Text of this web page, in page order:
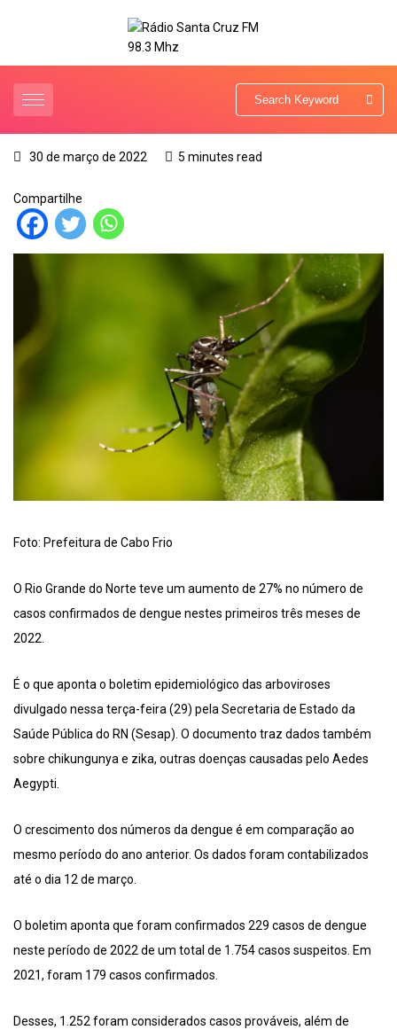
30 de março de 2022 5 minutes read
Compartilhe
Foto: Prefeitura de Cabo Frio
O Rio Grande do Norte teve um aumento de 27% no número de
casos confirmados de dengue nestes primeiros três meses de
2022.
É o que aponta o boletim epidemiológico das arboviroses
divulgado nessa terça-feira (29) pela Secretaria de Estado da
Saúde Pública do RN (Sesap). O documento traz dados também
sobre chikungunya e zika, outras doenças causadas pelo Aedes
Aegypti.
O crescimento dos números da dengue é em comparação ao
mesmo período do ano anterior. Os dados foram contabilizados
até o dia 12 de março.
O boletim aponta que foram confirmados 229 casos de dengue
neste período de 2022 de um total de 1.754 casos suspeitos. Em
2021, foram 179 casos confirmados.
Desses, 1.252 foram considerados casos prováveis, além de